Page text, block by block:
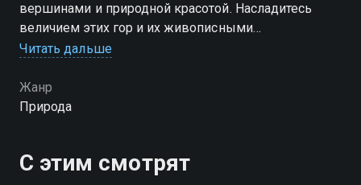
вершинами и природной красотой. Насладитесь
величием этих гор и их живописными
окрестностями
Читать дальше
Жанр
Природа
С этим смотрят